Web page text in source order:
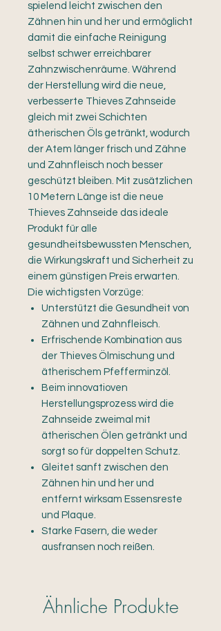
spielend leicht zwischen den
Zähnen hin und her und ermöglicht
damit die einfache Reinigung
selbst schwer erreichbarer
Zahnzwischenräume. Während
der Herstellung wird die neue,
verbesserte Thieves Zahnseide
gleich mit zwei Schichten
ätherischen Öls getränkt, wodurch
der Atem länger frisch und Zähne
und Zahnfleisch noch besser
geschützt bleiben. Mit zusätzlichen
10 Metern Länge ist die neue
Thieves Zahnseide das ideale
Produkt für alle
gesundheitsbewussten Menschen,
die Wirkungskraft und Sicherheit zu
einem günstigen Preis erwarten.
Die wichtigsten Vorzüge:
Unterstützt die Gesundheit von
Zähnen und Zahnfleisch.
Erfrischende Kombination aus
der Thieves Ölmischung und
ätherischem Pfefferminzöl.
Beim innovatioven
Herstellungsprozess wird die
Zahnseide zweimal mit
ätherischen Ölen getränkt und
sorgt so für doppelten Schutz.
Gleitet sanft zwischen den
Zähnen hin und her und
entfernt wirksam Essensreste
und Plaque.
Starke Fasern, die weder
ausfransen noch reißen.
Ähnliche Produkte